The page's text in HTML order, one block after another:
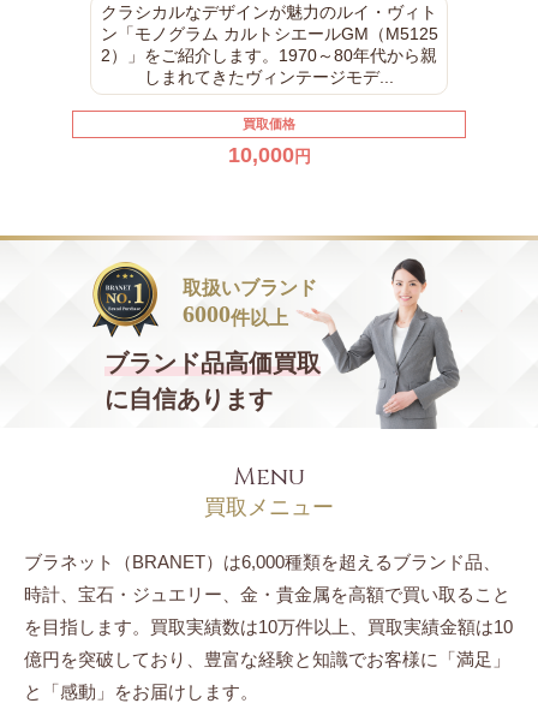
A4サイズも収納しやすい実用性が魅力のル
イ・ヴィトン「モノグラム ミュゼット（M51
256）」をご紹介します。ミュゼットは収納
力がありながら薄型ですっきりとした...
買取価格
30,000円
取扱いブランド
6000件以上
ブランド品高価買取
に自信あります
Menu
買取メニュー
ブラネット（BRANET）は6,000種類を超えるブランド品、
時計、宝石・ジュエリー、 金・貴金属を高額で買い取ること
を目指します。 買取実績数は10万件以上、買取実績金額は10
億円を突破しており、豊富な経験と知識でお客様に「満足」
と「感動」をお届けします。